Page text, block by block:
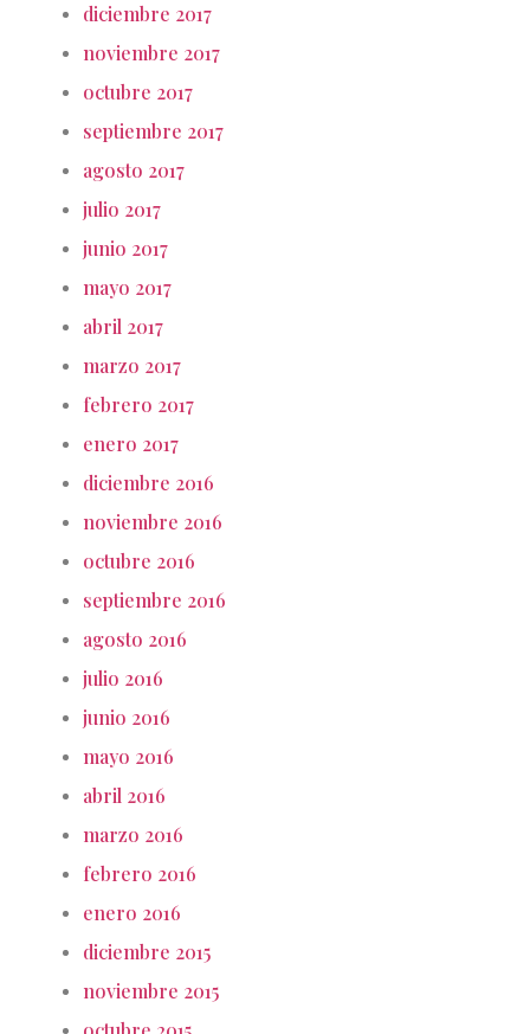
diciembre 2017
noviembre 2017
octubre 2017
septiembre 2017
agosto 2017
julio 2017
junio 2017
mayo 2017
abril 2017
marzo 2017
febrero 2017
enero 2017
diciembre 2016
noviembre 2016
octubre 2016
septiembre 2016
agosto 2016
julio 2016
junio 2016
mayo 2016
abril 2016
marzo 2016
febrero 2016
enero 2016
diciembre 2015
noviembre 2015